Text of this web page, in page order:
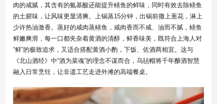
肉的咸腻，其含有的氨基酸还能提升鳝鱼的鲜味，同时有效去除鳝鱼
的土腥味，让风味更显清爽。上锅蒸15分钟，出锅前撒上葱花，淋上
少许热油激香。蒸好的咸肉蒸鳝鱼，咸肉香而不咸、油而不腻，鳝鱼
鲜嫩爽滑，每一口都夹杂着黄酒的清醇，鲜香味美，既符合上海人对
“鲜”的极致追求，又适合搭配黄酒小酌，下饭、佐酒两相宜。这与
《北山酒经》中“酒为菜魂”的理念不谋而合，乌毡帽将千年酿酒智慧
融入日常烹饪，让非遗工艺走进外滩的高端餐桌。